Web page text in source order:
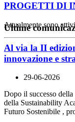
PROGETTI DI
Attualmente sono
Ultime
Al via la II
innovazione e
29-06-2026
Dopo il successo
della Sustainability
Futuro Sostenibile ,